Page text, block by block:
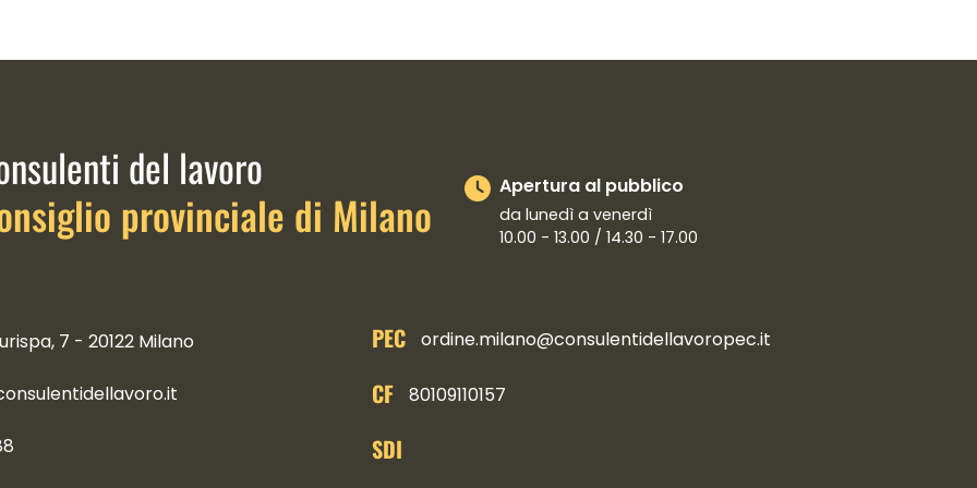
istituzionali
del lavoro
provinciale di Milano
Apertura al pubblico
da lunedì a venerdì
10.00 - 13.00 / 14.30 - 17.00
7 - 20122 Milano PEC ordine.milano@consulentidellavoropec.it
CF 80109110157
SDI